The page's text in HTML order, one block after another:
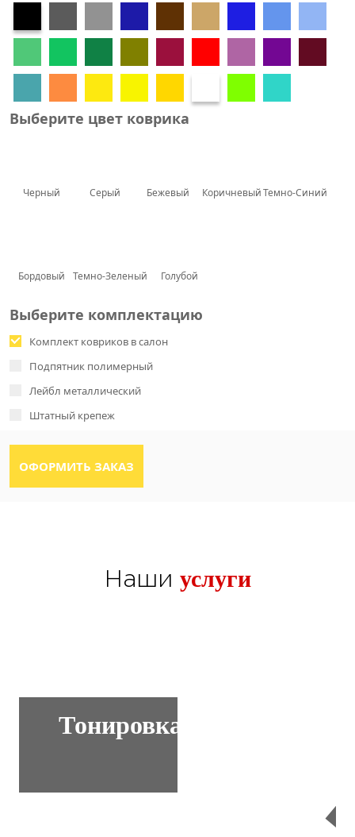
Выберите цвет коврика
Черный Серый Бежевый КоричневыйТемно-Синий
Бордовый Темно-Зеленый Голубой
Выберите комплектацию
Комплект ковриков в салон
Подпятник полимерный
Лейбл металлический
Штатный крепеж
Наши услуги
Тонировка